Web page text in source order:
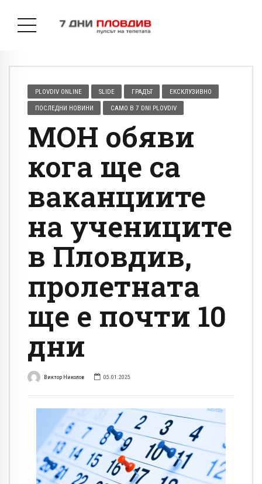
PLOVDIV ONLINE SLIDE ГРАДЪТ ЕКСКЛУЗИВНО
ПОСЛЕДНИ НОВИНИ САМО В 7 DNI PLOVDIV
МОН обяви
кога ще са
ваканциите
на учениците
в Пловдив,
пролетната
ще е почти 10
дни
Виктор Николов 05.01.2025